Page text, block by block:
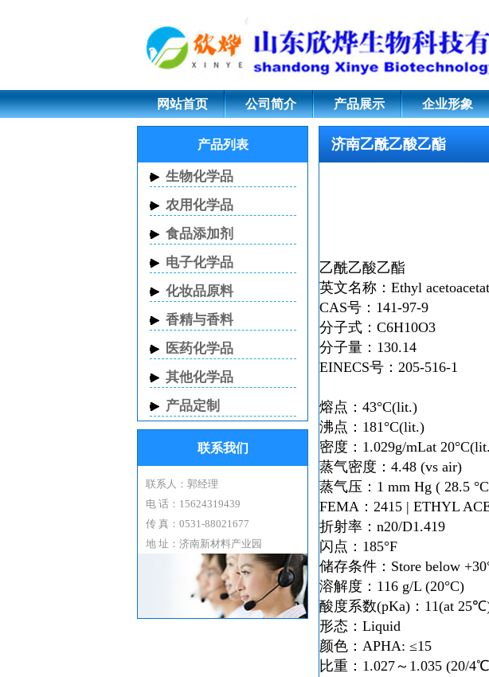
济南乙酰乙酸乙酯
网站首页 公司简介 产品展示 企业形象
济南乙酰乙酸乙酯
乙酰乙酸乙酯
英文名称：Ethyl
CAS号：141-97-9
分子式：C6H10O3
分子量：130.14
EINECS号：205-516-1
熔点：43°C(lit.)
沸点：181°C(lit.)
密度：1.029g/mLat
蒸气密度：4.48 (vs air)
蒸气压：1 mm Hg ( 28.5
FEMA：2415 | ETHYL
折射率：n20/D1.419
闪点：185°F
储存条件：Store below
溶解度：116 g/L (20°C)
酸度系数(pKa)：11(at
形态：Liquid
颜色：APHA: ≤15
比重：1.027～1.035 (20/
产品列表
生物化学品
农用化学品
食品添加剂
电子化学品
化妆品原料
香精与香料
医药化学品
其他化学品
产品定制
联系我们
联系人：郭经理
电 话：15624319439
传 真：0531-88021677
地 址：济南新材料产业园